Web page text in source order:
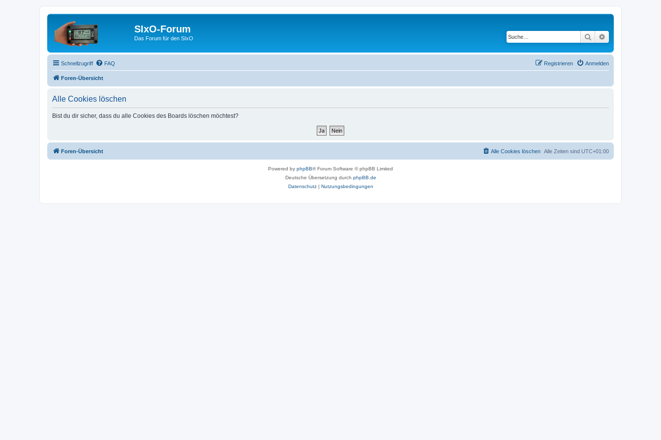
SIxO-Forum
Das Forum für den SIxO Suche
Schnellzugriff FAQ Anmelden
Registrieren
Foren-Übersicht
Alle Cookies löschen
Bist du dir sicher, dass du alle Cookies des Boards löschen möchtest?
Foren-Übersicht Alle Zeiten sind UTC+01:00
Alle Cookies löschen
Powered by phpBB® Forum Software © phpBB Limited
Deutsche Übersetzung durch phpBB.de
Datenschutz| Nutzungsbedingungen